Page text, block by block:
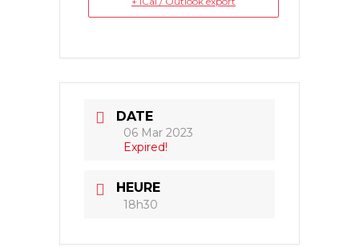
DATE
06 Mar 2023
Expired!
HEURE
18h30